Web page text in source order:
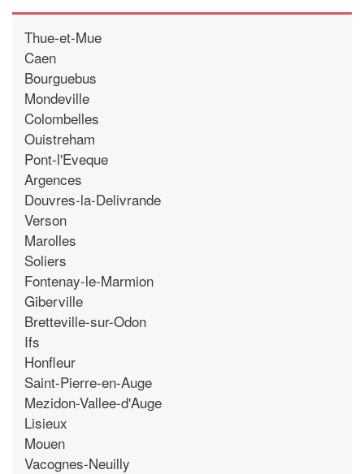
Thue-et-Mue
Caen
Bourguebus
Mondeville
Colombelles
Ouistreham
Pont-l'Eveque
Argences
Douvres-la-Delivrande
Verson
Marolles
Soliers
Fontenay-le-Marmion
Giberville
Bretteville-sur-Odon
Ifs
Honfleur
Saint-Pierre-en-Auge
Mezidon-Vallee-d'Auge
Lisieux
Mouen
Vacognes-Neuilly